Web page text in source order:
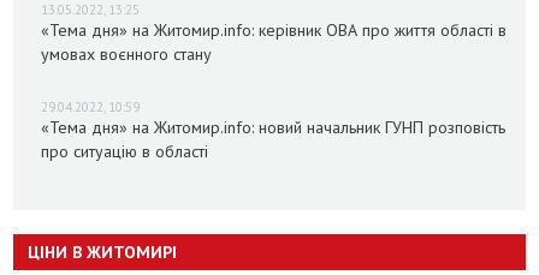
13.05.2022, 13:25
«Тема дня» на Житомир.info: керівник ОВА про життя області в
умовах воєнного стану
29.04.2022, 10:59
«Тема дня» на Житомир.info: новий начальник ГУНП розповість
про ситуацію в області
ЦІНИ В ЖИТОМИРІ